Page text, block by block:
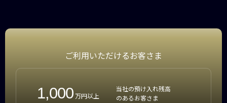
ご利用いただけるお客さま
1,000 万円以上
当社の預け入れ残高
のあるお客さま